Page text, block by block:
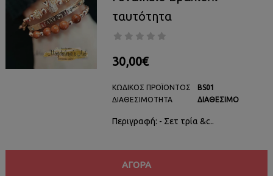
ταυτότητα
30,00€
ΚΩΔΙΚΌΣ ΠΡΟΪΌΝΤΟΣ
ΔΙΑΘΕΣΙΜΌΤΗΤΑ
BS01
ΔΙΑΘΈΣΙΜΟ
Περιγραφή: - Σετ τρία &c..
ΑΓΟΡΆ